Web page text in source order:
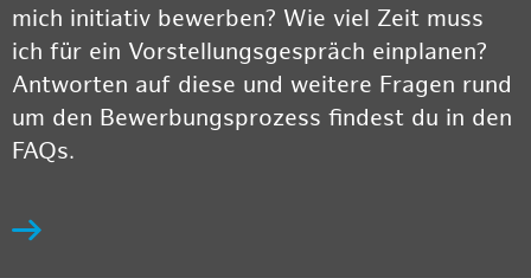
mich initiativ bewerben? Wie viel Zeit muss
ich für ein Vorstellungsgespräch einplanen?
Antworten auf diese und weitere Fragen rund
um den Bewerbungsprozess findest du in den
FAQs.